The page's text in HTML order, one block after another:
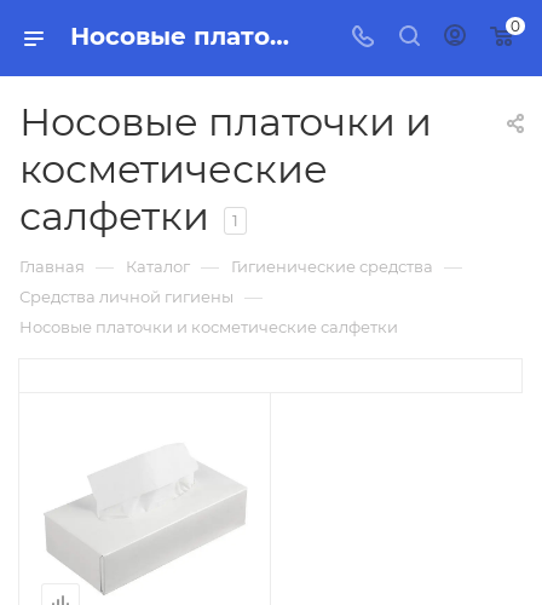
Носовые платочки и косметические салфетки, бытовая химия, товары для уборки для дома и офиса. Интернет-магазин Торг Групп 0
Носовые платочки и
косметические
салфетки
1
Главная — Каталог — Гигиенические средства —
Средства личной гигиены —
Носовые платочки и косметические салфетки